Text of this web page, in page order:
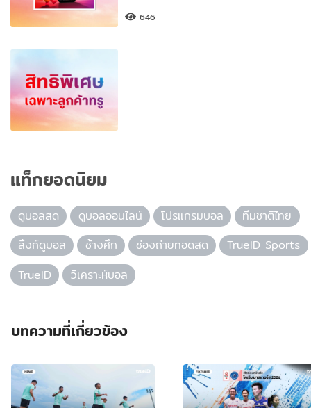
646
แท็กยอดนิยม
ดูบอลสด ดูบอลออนไลน์ โปรแกรมบอล
ทีมชาติไทย
ลิ้งก์ดูบอล
ช้างศึก ช่องถ่ายทอดสด
TrueID Sports
TrueID
วิเคราะห์บอล
บทความที่เกี่ยวข้อง